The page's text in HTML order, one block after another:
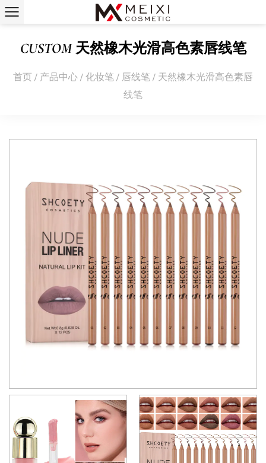
CUSTOM 天然橡木光滑高色素唇线笔
首页 / 产品中心 / 化妆笔 / 唇线笔 / 天然橡木光滑高色素唇
线笔